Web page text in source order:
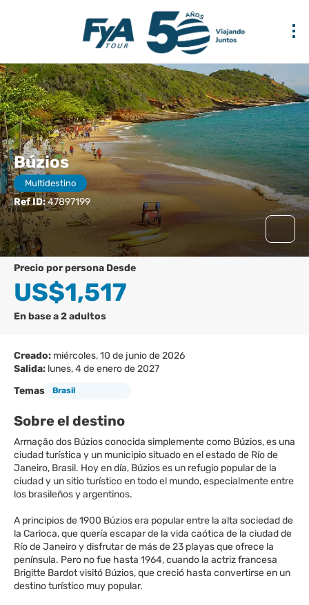
Búzios
Multidestino
Ref ID:47897199
precio por persona Desde
US$1,517
En base a 2 adultos
Creado: miércoles, 10 de junio de 2026
Salida: lunes, 4 de enero de 2027
Temas
Brasil
Sobre el destino
Armação dos Búzios conocida simplemente como Búzios, es una
ciudad turística y un municipio situado en el estado de Río de
Janeiro, Brasil. Hoy en día, Búzios es un refugio popular de la
ciudad y un sitio turístico en todo el mundo, especialmente entre
los brasileños y argentinos.
A principios de 1900 Búzios era popular entre la alta sociedad de
la Carioca, que quería escapar de la vida caótica de la ciudad de
Río de Janeiro y disfrutar de más de 23 playas que ofrece la
península. Pero no fue hasta 1964, cuando la actriz francesa
Brigitte Bardot visitó Búzios, que creció hasta convertirse en un
destino turístico muy popular.